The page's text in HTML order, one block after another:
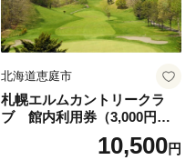
北海道恵庭市
札幌エルムカントリークラ
ブ 館内利用券（3,000円
分）【26000101】10,500円